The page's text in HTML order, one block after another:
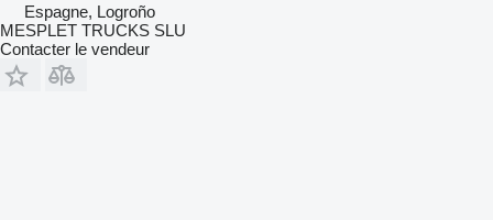
Espagne, Logroño
MESPLET TRUCKS SLU
Contacter le vendeur